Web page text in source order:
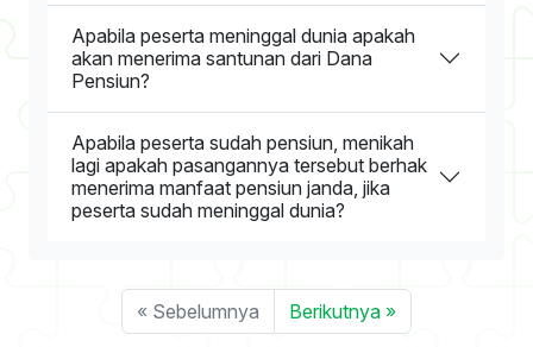
Apabila peserta meninggal dunia apakah
akan menerima santunan dari Dana
Pensiun?
Apabila peserta sudah pensiun, menikah
lagi apakah pasangannya tersebut berhak
menerima manfaat pensiun janda, jika
peserta sudah meninggal dunia?
« Sebelumnya Berikutnya »